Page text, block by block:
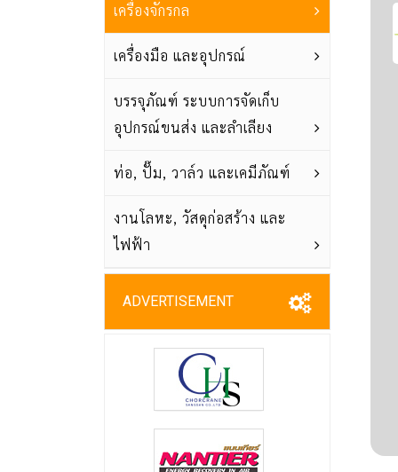
เครื่องจักรกล
เครื่องมือ และอุปกรณ์
บรรจุภัณฑ์ ระบบการจัดเก็บ
อุปกรณ์ขนส่ง และลำเลียง
ท่อ, ปั๊ม, วาล์ว และเคมีภัณฑ์
งานโลหะ, วัสดุก่อสร้าง และ
ไฟฟ้า
ADVERTISEMENT